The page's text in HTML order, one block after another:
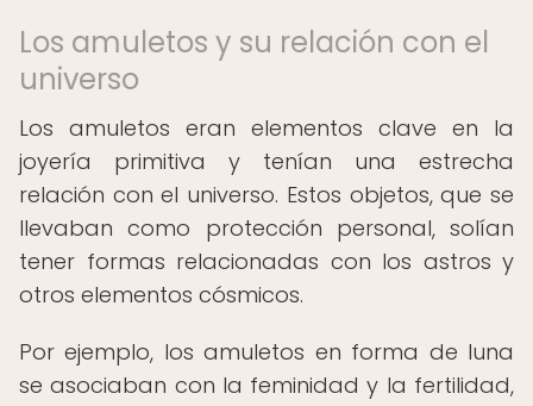
Los amuletos y su relación con el
universo
Los amuletos eran elementos clave en la
joyería primitiva y tenían una estrecha
relación con el universo. Estos objetos, que se
llevaban como protección personal, solían
tener formas relacionadas con los astros y
otros elementos cósmicos.
Por ejemplo, los amuletos en forma de luna
se asociaban con la feminidad y la fertilidad,